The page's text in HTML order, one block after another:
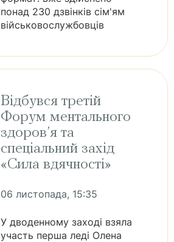
понад 230 дзвінків сім'ям
військовослужбовців
Відбувся третій
Форум ментального
здоров’я та
спеціальний захід
«Сила вдячності»
06 листопада, 15:35
У дводенному заході взяла
участь перша леді Олена